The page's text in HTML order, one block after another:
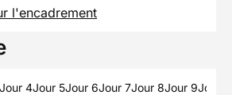
l'encadrement
Jour 4Jour 5Jour 6Jour 7Jour 8Jour 9Jour